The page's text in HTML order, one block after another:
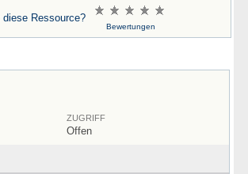
Ressource?
Bewertungen
ZUGRIFF
Offen